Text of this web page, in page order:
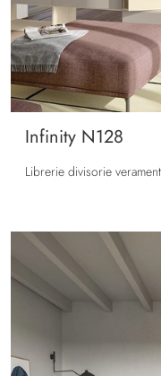
Infinity N128